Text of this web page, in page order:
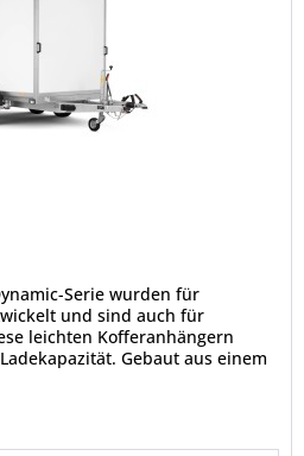
Serie wurden für
und sind auch für
leichten Kofferanhängern
Gebaut aus einem